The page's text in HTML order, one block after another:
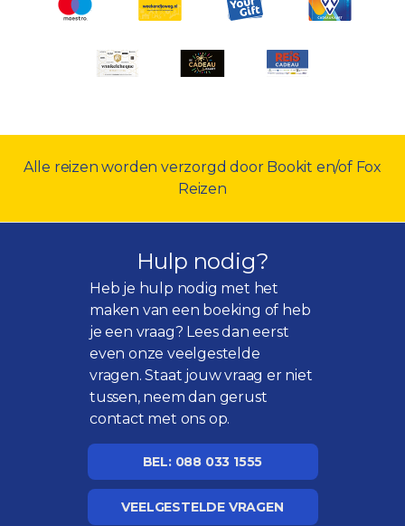
Alle reizen worden verzorgd door Bookit en/of Fox
Reizen
Hulp nodig?
Heb je hulp nodig met het
maken van een boeking of heb
je een vraag? Lees dan eerst
even onzeveelgestelde
vragen. Staat jouw vraag er niet
tussen, neem dan gerust
contact met ons op.
BEL: 088 033 1555
VEELGESTELDE VRAGEN